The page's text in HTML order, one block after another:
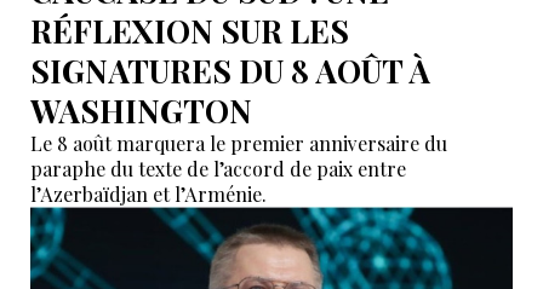
RÉFLEXION SUR LES
SIGNATURES DU 8 AOÛT À
WASHINGTON
Le 8 août marquera le premier anniversaire du
paraphe du texte de l’accord de paix entre
l’Azerbaïdjan et l’Arménie.